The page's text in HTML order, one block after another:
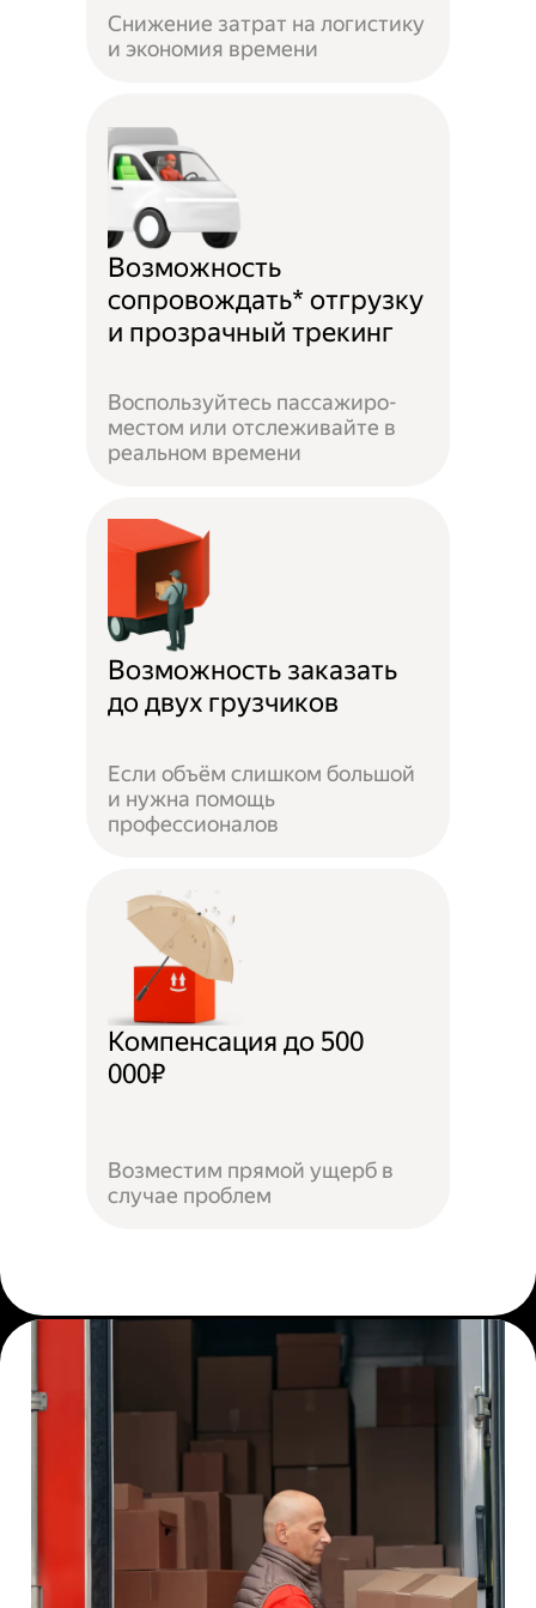
Снижение затрат на логистику
и экономия времени
Возможность
сопровождать* отгрузку
и прозрачный трекинг
Воспользуйтесь пассажиро-
местом или отслеживайте в
реальном времени
Возможность заказать
до двух грузчиков
Если объём слишком большой
и нужна помощь
профессионалов
Компенсация до 500
000₽
Возместим прямой ущерб в
случае проблем